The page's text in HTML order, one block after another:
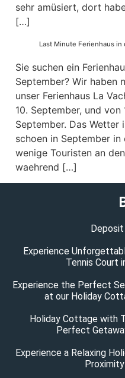
sehr amüsiert, dort
[…]
Last Minute Ferienhaus in
Sie suchen ein
September? Wir haben
unser Ferienhaus La
10. September, und
September. Das Wetter
schoen in September
wenige Touristen an
waehrend […]
Experience
Tennis Court
Experience the Perfect
at our Holiday
Holiday Cottage with
Perfect
Experience a Relaxing